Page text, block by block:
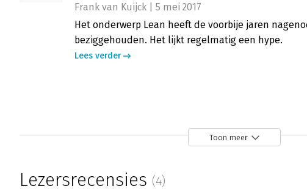
Frank van Kuijck | 5 mei 2017
Het onderwerp Lean heeft de voorbije jaren
beziggehouden. Het lijkt regelmatig een hype.
Lees verder
Henny Portman | 13 mei 2016
bouwen aan innovatievermogen tot doel gesteld
zoveel meer te leren valt van de lean-filosofie.
Toon meer
Lezersrecensies (4)